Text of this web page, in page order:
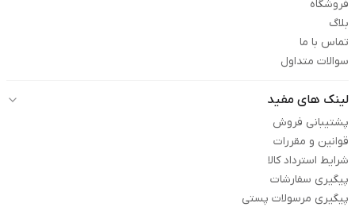
فروشگاه
بلاگ
تماس با ما
سوالات متداول
لینک های مفید
پشتیبانی فروش
قوانین و مقررات
شرایط استرداد کالا
پیگیری سفارشات
پیگیری مرسولات پستی